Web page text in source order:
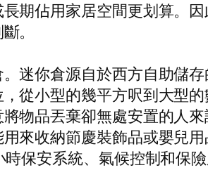
期佔用家居空間更划算。
。
迷你倉源自於西方自助儲
從小型的幾平方呎到大型
物品丟棄卻無處安置的人
來收納節慶裝飾品或嬰兒
保安系統、氣候控制和保險